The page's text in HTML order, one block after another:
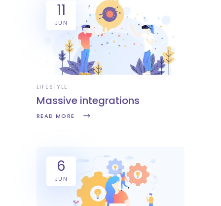
11
JUN
LIFESTYLE
Massive integrations
READ MORE
6
JUN